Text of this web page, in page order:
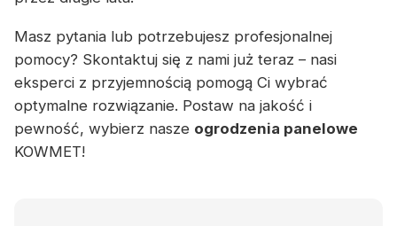
Masz pytania lub potrzebujesz profesjonalnej
pomocy? Skontaktuj się z nami już teraz – nasi
eksperci z przyjemnością pomogą Ci wybrać
optymalne rozwiązanie. Postaw na jakość i
pewność, wybierz nasze ogrodzenia panelowe
KOWMET!